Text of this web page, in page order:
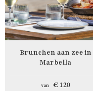
Brunchen aan zee in
Marbella
van € 120